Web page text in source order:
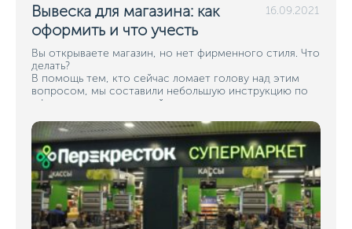
Вывеска для магазина: как
оформить и что учесть
Вы открываете магазин, но нет фирменного стиля. Что
делать?
В помощь тем, кто сейчас ломает голову над этим
вопросом, мы составили небольшую инструкцию по
оформлению магазинной вывески.
16.09.2021